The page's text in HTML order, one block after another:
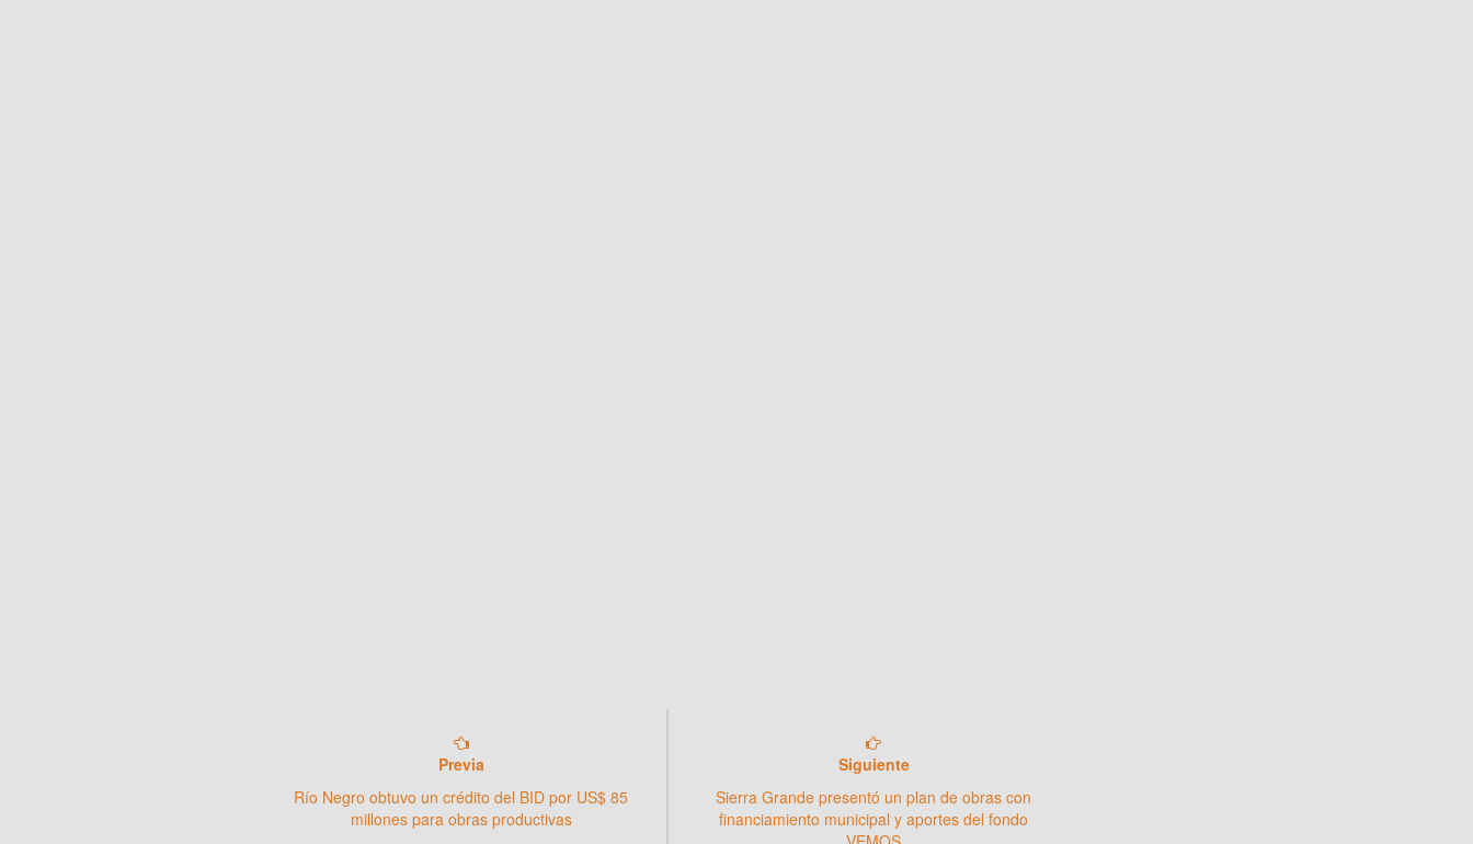
Previa
Río Negro obtuvo un crédito del BID por US$ 85
millones para obras productivas
Siguiente
Sierra Grande presentó un plan de obras con
financiamiento municipal y aportes del fondo